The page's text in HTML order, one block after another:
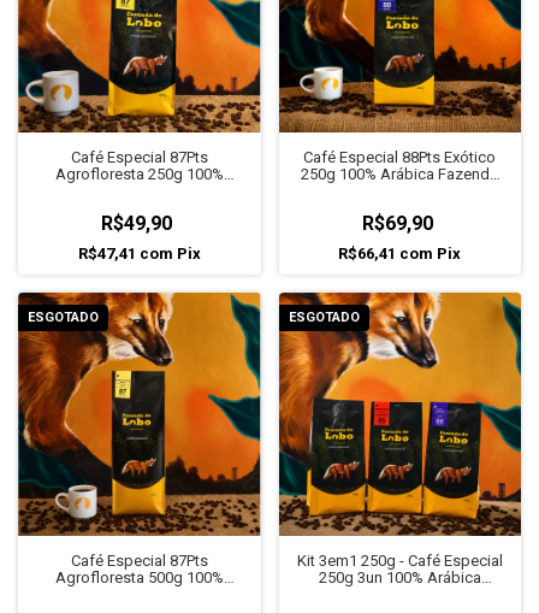
Café Especial 87Pts
Agrofloresta 250g 100%
R$49,90
R$47,41 com Pix
Café Especial 88Pts Exótico
250g 100% Arábica Fazenda
R$69,90
R$66,41 com Pix
ESGOTADO
Café Especial 87Pts
Agrofloresta 500g 100%
ESGOTADO
Kit 3em1 250g - Café Especial
250g 3un 100% Arábica